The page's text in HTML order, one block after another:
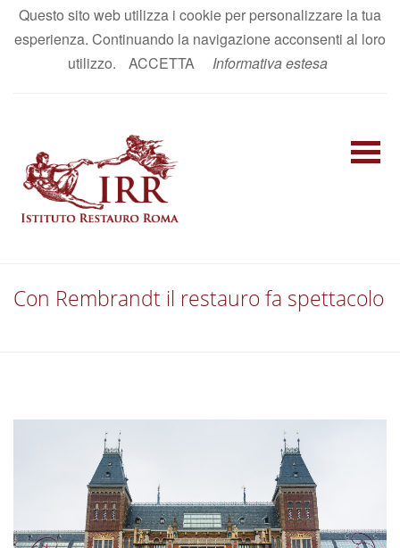
Questo sito web utilizza i cookie per personalizzare la tua
esperienza. Continuando la navigazione acconsenti al loro
utilizzo.
ACCETTA Informativa estesa
AREA RISERVATA
Con Rembrandt il restauro fa spettacolo